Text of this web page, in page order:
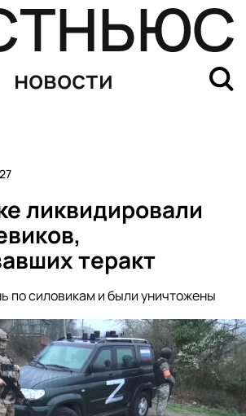
новости
ликвидировали
теракт
по силовикам и были уничтожены
обрушился мост, погиб один